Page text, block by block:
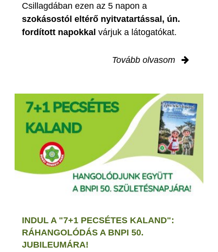
Csillagdában ezen az 5 napon a
szokásostól eltérő nyitvatartással, ún.
fordított napokkal várjuk a látogatókat.
Tovább olvasom
INDUL A "7+1 PECSÉTES KALAND":
RÁHANGOLÓDÁS A BNPI 50.
JUBILEUMÁRA!